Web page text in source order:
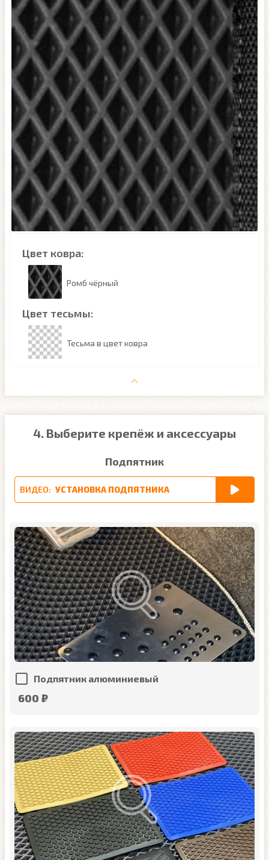
Цвет ковра:
Ромб чёрный
Цвет тесьмы:
Тесьма в цвет ковра
4. Выберите крепёж и аксессуары
Подпятник
ВИДЕО: УСТАНОВКА ПОДПЯТНИКА
Подпятник алюминиевый
600 ₽